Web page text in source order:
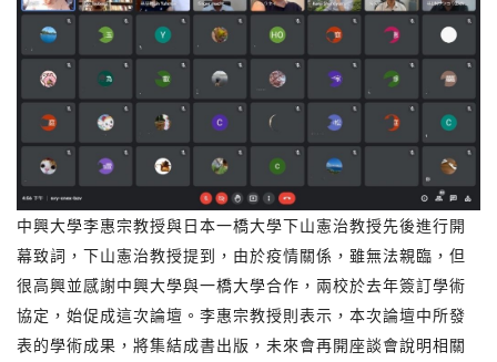
中興大學李惠宗教授與日本一橋大學下山憲治教授先後進行開
幕致詞，下山憲治教授提到，由於疫情關係，雖無法親臨，但
很高興並感謝中興大學與一橋大學合作，兩校於去年簽訂學術
協定，始促成這次論壇。李惠宗教授則表示，本次論壇中所發
表的學術成果，將集結成書出版，未來會再開座談會說明相關